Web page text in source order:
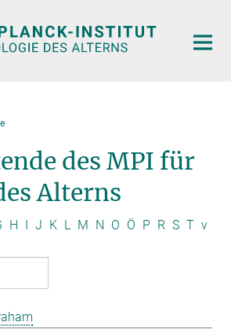
des MPI für
Alterns
H I J K L M N O Ö P R S T v